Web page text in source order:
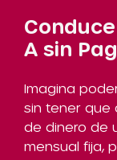
A sin
Imagina
sin tener que
de dinero de
mensual fija,